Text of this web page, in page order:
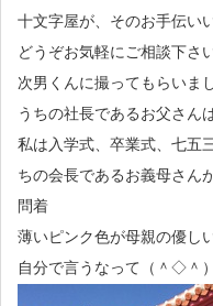
十文字屋が、そのお手伝い
どうぞお気軽にご相談下さ
次男くんに撮ってもらいま
うちの社長であるお父さん
私は入学式、卒業式、七五
ちの会長であるお義母さん
問着
薄いピンク色が母親の優し
自分で言うなって（＾◇＾）